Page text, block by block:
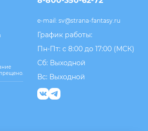
e-mail: sv@strana-fantasy.ru
График работы:
Пн-Пт: с 8:00 до 17:00 (МСК)
Сб: Выходной
Вс: Выходной